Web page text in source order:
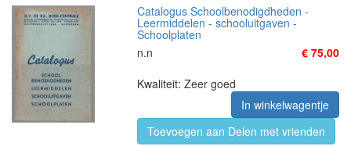
Catalogus Schoolbenodigdheden -
Leermiddelen - schooluitgaven -
Schoolplaten
n.n
€ 75,00
Kwaliteit: Zeer goed
In winkelwagentje
Toevoegen aan Delen met vrienden